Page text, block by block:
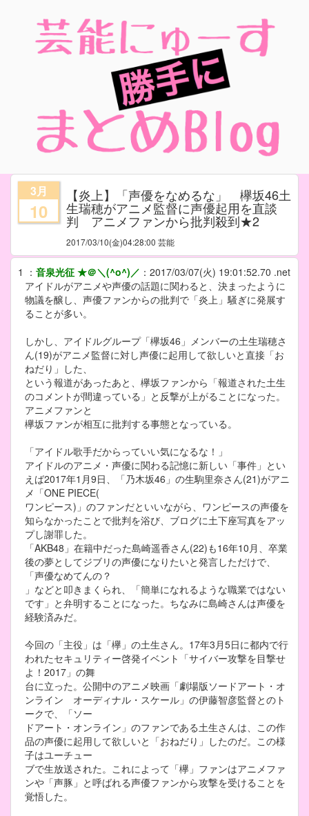
3月
10
【炎上】「声優をなめるな」 欅坂46土
生瑞穂がアニメ監督に声優起用を直談
判 アニメファンから批判殺到★2
2017/03/10(金)04:28:00 芸能
1 ： 音泉光征 ★＠＼(^o^)／ ： 2017/03/07(火) 19:01:52.70 .net
アイドルがアニメや声優の話題に関わると、決まったように
物議を醸し、声優ファンからの批判で「炎上」騒ぎに発展す
ることが多い。
しかし、アイドルグループ「欅坂46」メンバーの土生瑞穂さ
ん(19)がアニメ監督に対し声優に起用して欲しいと直接「お
ねだり」した、
という報道があったあと、欅坂ファンから「報道された土生
のコメントが間違っている」と反撃が上がることになった。
アニメファンと
欅坂ファンが相互に批判する事態となっている。
「アイドル歌手だからっていい気になるな！」
アイドルのアニメ・声優に関わる記憶に新しい「事件」とい
えば2017年1月9日、「乃木坂46」の生駒里奈さん(21)がアニ
メ「ONE PIECE(
ワンピース)」のファンだといいながら、ワンピースの声優を
知らなかったことで批判を浴び、ブログに土下座写真をアッ
プし謝罪した。
「AKB48」在籍中だった島崎遥香さん(22)も16年10月、卒業
後の夢としてジブリの声優になりたいと発言しただけで、
「声優なめてんの？
」などと叩きまくられ、「簡単になれるような職業ではない
です」と弁明することになった。ちなみに島崎さんは声優を
経験済みだ。
今回の「主役」は「欅」の土生さん。17年3月5日に都内で行
われたセキュリティー啓発イベント「サイバー攻撃を目撃せ
よ！2017」の舞
台に立った。公開中のアニメ映画「劇場版ソードアート・オ
ンライン オーディナル・スケール」の伊藤智彦監督とのト
ークで、「ソー
ドアート・オンライン」のファンである土生さんは、この作
品の声優に起用して欲しいと「おねだり」したのだ。この様
子はユーチュー
ブで生放送された。これによって「欅」ファンはアニメファ
ンや「声豚」と呼ばれる声優ファンから攻撃を受けることを
覚悟した。